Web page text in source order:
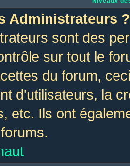
Administrateurs ?
sont des
sur tout le
du forum,
d'utilisateurs, la
etc. Ils ont